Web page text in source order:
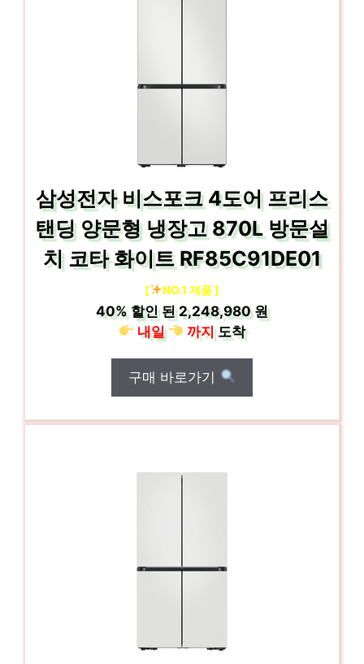
삼성전자 비스포크 4도어 프리스
탠딩 양문형 냉장고 870L 방문설
치 코타 화이트 RF85C91DE01
[ NO.1 제품 ]
40% 할인 된2,248,980 원
내일
까지도착
구매 바로가기